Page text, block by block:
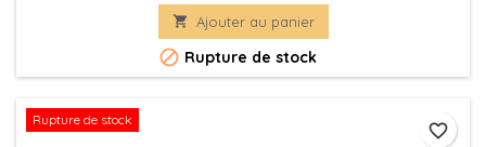
 Ajouter au panier
 Rupture de stock
Rupture de stock
favorite_border